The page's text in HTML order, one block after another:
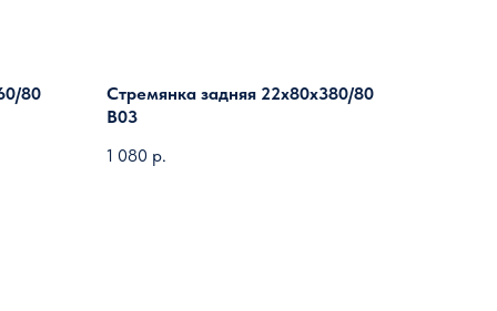
80
Стремянка задняя 22х80х380/80
B03
1 080 р.